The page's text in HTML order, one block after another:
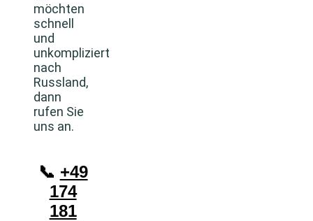
möchten
schnell
und
unkompliziert
nach
Russland,
dann
rufen Sie
uns an.
📞 +49
174
181